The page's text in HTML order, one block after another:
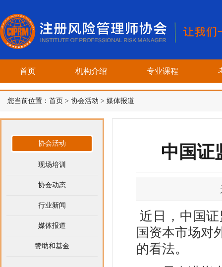
首页 机构介绍 专业课程
您当前位置： 首页 > 协会活动 > 媒体报道
中国证
近日，中国
国资本市场对
的看法。
协会活动
现场培训
协会动态
行业新闻
媒体报道
赞助和基金